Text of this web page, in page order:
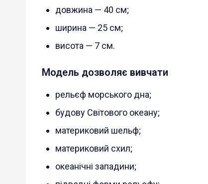
довжина — 40 см;
ширина — 25 см;
висота — 7 см.
Модель дозволяє вивчати
рельєф морського дна;
будову Світового океану;
материковий шельф;
материковий схил;
океанічні западини;